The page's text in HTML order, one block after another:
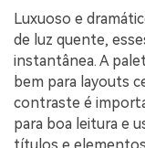
Luxuoso e
de luz quente,
instantânea. A
bem para layouts
contraste é
para boa leitura e